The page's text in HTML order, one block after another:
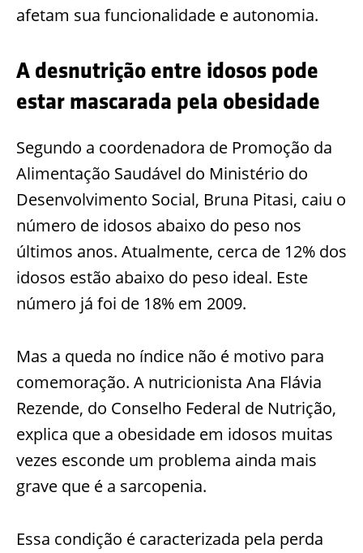
afetam sua funcionalidade e autonomia.
A desnutrição entre idosos pode
estar mascarada pela obesidade
Segundo a coordenadora de Promoção da
Alimentação Saudável do Ministério do
Desenvolvimento Social, Bruna Pitasi, caiu o
número de idosos abaixo do peso nos
últimos anos. Atualmente, cerca de 12% dos
idosos estão abaixo do peso ideal. Este
número já foi de 18% em 2009.
Mas a queda no índice não é motivo para
comemoração. A nutricionista Ana Flávia
Rezende, do Conselho Federal de Nutrição,
explica que a obesidade em idosos muitas
vezes esconde um problema ainda mais
grave que é a sarcopenia.
Essa condição é caracterizada pela perda